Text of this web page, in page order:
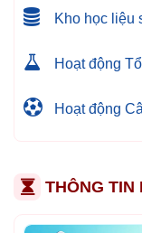
Kho học liệu
Hoạt động
Hoạt động
THÔNG TIN